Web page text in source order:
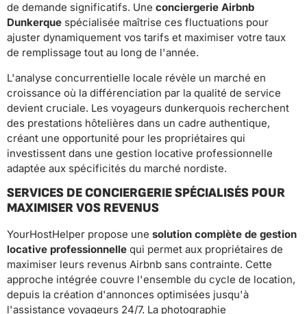
de demande significatifs. Une conciergerie Airbnb
Dunkerque spécialisée maîtrise ces fluctuations pour
ajuster dynamiquement vos tarifs et maximiser votre taux
de remplissage tout au long de l'année.
L'analyse concurrentielle locale révèle un marché en
croissance où la différenciation par la qualité de service
devient cruciale. Les voyageurs dunkerquois recherchent
des prestations hôtelières dans un cadre authentique,
créant une opportunité pour les propriétaires qui
investissent dans une gestion locative professionnelle
adaptée aux spécificités du marché nordiste.
SERVICES DE CONCIERGERIE SPÉCIALISÉS POUR
MAXIMISER VOS REVENUS
YourHostHelper propose une solution complète de gestion
locative professionnelle qui permet aux propriétaires de
maximiser leurs revenus Airbnb sans contrainte. Cette
approche intégrée couvre l'ensemble du cycle de location,
depuis la création d'annonces optimisées jusqu'à
l'assistance voyageurs 24/7. La photographie